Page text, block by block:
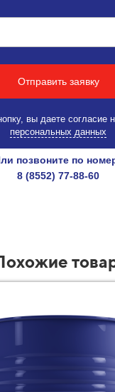
Отправить заявку
вы даете согласие
персональных данных
позвоните по
8 (8552) 77-88-60